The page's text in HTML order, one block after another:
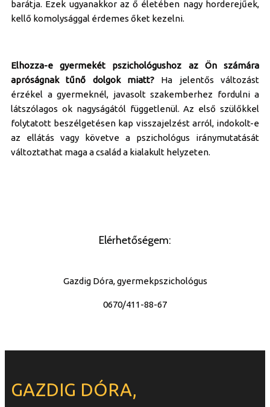
barátja. Ezek ugyanakkor az ő életében nagy horderejűek,
kellő komolysággal érdemes őket kezelni.
Elhozza-e gyermekét pszichológushoz az Ön számára
apróságnak tűnő dolgok miatt? Ha jelentős változást
érzékel a gyermeknél, javasolt szakemberhez fordulni a
látszólagos ok nagyságától függetlenül. Az első szülőkkel
folytatott beszélgetésen kap visszajelzést arról, indokolt-e
az ellátás vagy követve a pszichológus iránymutatását
változtathat maga a család a kialakult helyzeten.
Elérhetőségem:
Gazdig Dóra, gyermekpszichológus
0670/411-88-67
GAZDIG DÓRA,